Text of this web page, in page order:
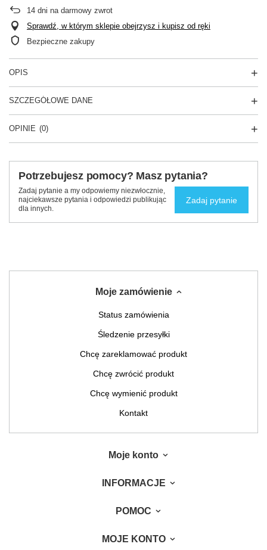
14 dni na darmowy zwrot
Sprawdź, w którym sklepie obejrzysz i kupisz od ręki
Bezpieczne zakupy
OPIS
SZCZEGÓŁOWE DANE
OPINIE (0)
Potrzebujesz pomocy? Masz pytania?
Zadaj pytanie a my odpowiemy niezwłocznie,
najciekawsze pytania i odpowiedzi publikując
dla innych.
Zadaj pytanie
Moje zamówienie
Status zamówienia
Śledzenie przesyłki
Chcę zareklamować produkt
Chcę zwrócić produkt
Chcę wymienić produkt
Kontakt
Moje konto
INFORMACJE
POMOC
MOJE KONTO